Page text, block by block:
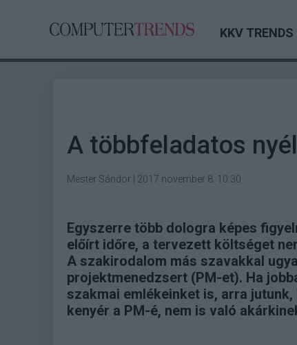
KKV TRENDS
A többfeladatos
Mester Sándor 2017 november 8. 10:30
Egyszerre több dologra képes
előírt időre, a tervezett költséget
A szakirodalom más szavakkal
projektmenedzsert (PM-et). Ha
szakmai emlékeinket is, arra
kenyér a PM-é, nem is való